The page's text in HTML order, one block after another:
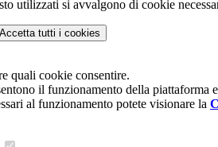
utilizzati si avvalgono di cookie
Accetta tutti i cookies
quali cookie consentire.
il funzionamento della piattaforma
al funzionamento potete visionare la